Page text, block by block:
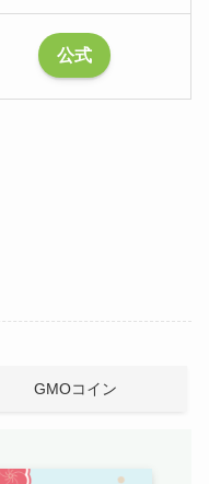
公式
GMOコイン